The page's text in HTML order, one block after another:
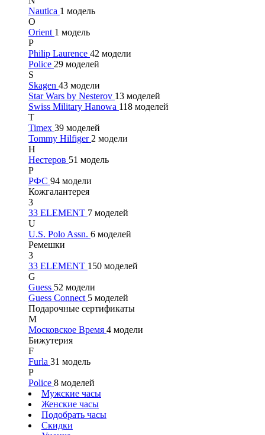
Nautica 1 модель
O
Orient 1 модель
P
Philip Laurence 42 модели
Police 29 моделей
S
Skagen 43 модели
Star Wars by Nesterov 13 моделей
Swiss Military Hanowa 118 моделей
T
Timex 39 моделей
Tommy Hilfiger 2 модели
Н
Нестеров 51 модель
Р
РФС 94 модели
Кожгалантерея
3
33 ELEMENT 7 моделей
U
U.S. Polo Assn. 6 моделей
Ремешки
3
33 ELEMENT 150 моделей
G
Guess 52 модели
Guess Connect 5 моделей
Подарочные сертификаты
М
Московское Время 4 модели
Бижутерия
F
Furla 31 модель
P
Police 8 моделей
Мужские часы
Женские часы
Подобрать часы
Скидки